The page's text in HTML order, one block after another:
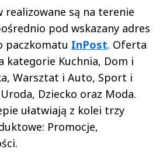
realizowane są na terenie
pod wskazany adres
paczkomatu InPost. Oferta
kategorie Kuchnia, Dom i
Warsztat i Auto, Sport i
Dziecko oraz Moda.
ułatwiają z kolei trzy
Promocje,